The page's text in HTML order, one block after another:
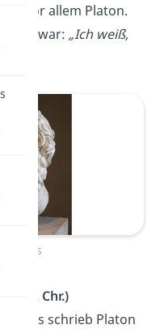
, vor allem Platon.
Satz war: „Ich weiß,
Sokrates
347 v. Chr.)
schrieb Platon